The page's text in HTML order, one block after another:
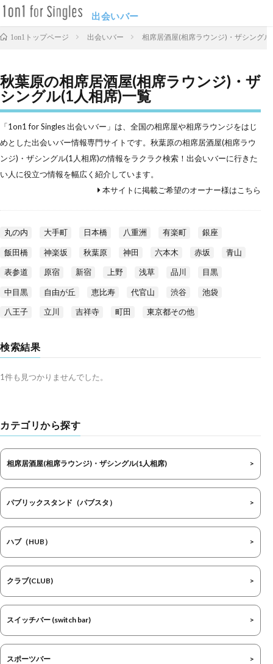
出会いバー
1on1トップページ 出会いバー 相席居酒屋(相席ラウンジ)・ザシング
秋葉原の相席居酒屋(相席ラウンジ)・ザ
シングル(1人相席)一覧
「1on1 for Singles 出会いバー」は、全国の相席屋や相席ラウンジをはじ
めとした出会いバー情報専門サイトです。秋葉原の相席居酒屋(相席ラウ
ンジ)・ザシングル(1人相席)の情報をラクラク検索！出会いバーに行きた
い人に役立つ情報を幅広く紹介しています。
本サイトに掲載ご希望のオーナー様はこちら
丸の内 大手町 日本橋 八重洲 有楽町 銀座
飯田橋 神楽坂 秋葉原 神田 六本木 赤坂 青山
表参道 原宿 新宿 上野 浅草 品川 目黒
中目黒 自由が丘 恵比寿 代官山 渋谷 池袋
八王子 立川 吉祥寺 町田 東京都その他
検索結果
1件も見つかりませんでした。
カテゴリから探す
相席居酒屋(相席ラウンジ)・ザシングル(1人相席)
パブリックスタンド（パブスタ）
ハブ（HUB）
クラブ(CLUB)
スイッチバー (switch bar)
スポーツバー